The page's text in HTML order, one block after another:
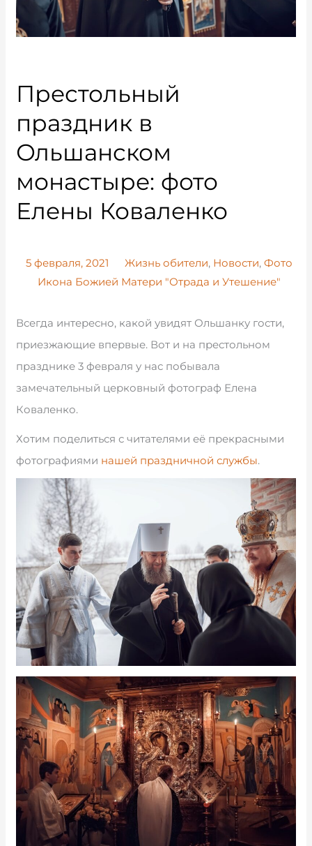
Престольный
праздник в
Ольшанском
монастыре: фото
Елены Коваленко
5 февраля, 2021 Жизнь обители, Новости, Фото
Икона Божией Матери "Отрада и Утешение"
Всегда интересно, какой увидят Ольшанку гости,
приезжающие впервые. Вот и на престольном
празднике 3 февраля у нас побывала
замечательный церковный фотограф Елена
Коваленко.
Хотим поделиться с читателями её прекрасными
фотографиями нашей праздничной службы.